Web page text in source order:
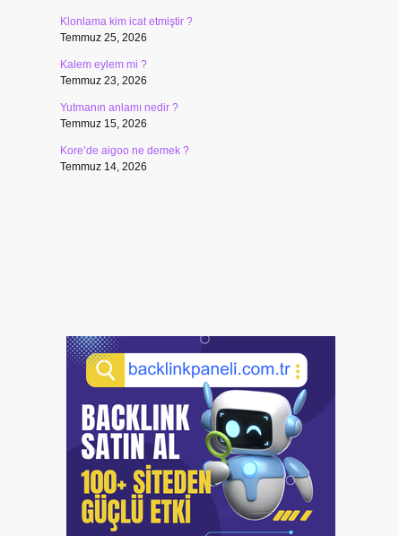
Klonlama kim icat etmiştir ?
Temmuz 25, 2026
Kalem eylem mi ?
Temmuz 23, 2026
Yutmanın anlamı nedir ?
Temmuz 15, 2026
Kore’de aigoo ne demek ?
Temmuz 14, 2026